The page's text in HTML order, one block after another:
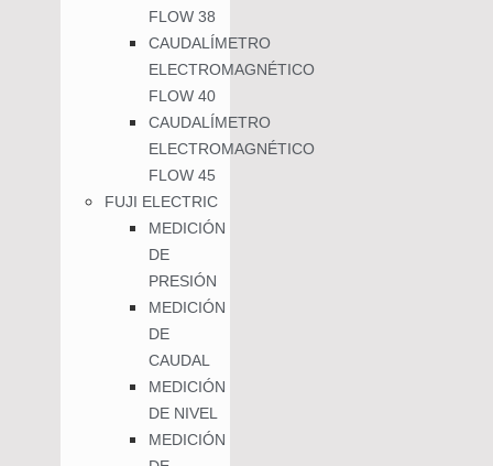
FLOW 38
CAUDALÍMETRO
ELECTROMAGNÉTICO
FLOW 40
CAUDALÍMETRO
ELECTROMAGNÉTICO
FLOW 45
FUJI ELECTRIC
MEDICIÓN
DE
PRESIÓN
MEDICIÓN
DE
CAUDAL
MEDICIÓN
DE NIVEL
MEDICIÓN